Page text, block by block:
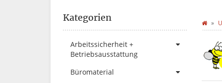
Kategorien
Arbeitssicherheit +
Betriebsausstattung
Büromaterial